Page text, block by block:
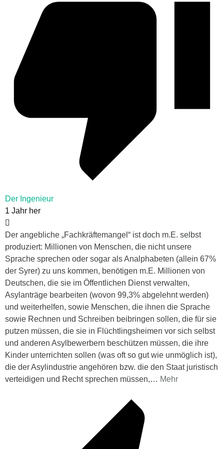
Der Ingenieur
1 Jahr her
Der angebliche „Fachkräftemangel“ ist doch m.E. selbst
produziert: Millionen von Menschen, die nicht unsere
Sprache sprechen oder sogar als Analphabeten (allein 67%
der Syrer) zu uns kommen, benötigen m.E. Millionen von
Deutschen, die sie im Öffentlichen Dienst verwalten,
Asylanträge bearbeiten (wovon 99,3% abgelehnt werden)
und weiterhelfen, sowie Menschen, die ihnen die Sprache
sowie Rechnen und Schreiben beibringen sollen, die für sie
putzen müssen, die sie in Flüchtlingsheimen vor sich selbst
und anderen Asylbewerbern beschützen müssen, die ihre
Kinder unterrichten sollen (was oft so gut wie unmöglich ist),
die der Asylindustrie angehören bzw. die den Staat juristisch
verteidigen und Recht sprechen müssen,… Mehr